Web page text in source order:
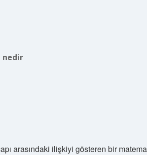
nedir
arasındaki ilişkiyi gösteren bir